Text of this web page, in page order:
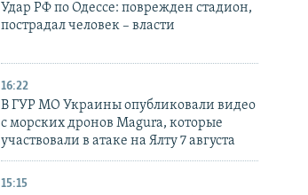
Удар РФ по Одессе: поврежден стадион,
пострадал человек – власти
16:22
В ГУР МО Украины опубликовали видео
с морских дронов Magura, которые
участвовали в атаке на Ялту 7 августа
15:15